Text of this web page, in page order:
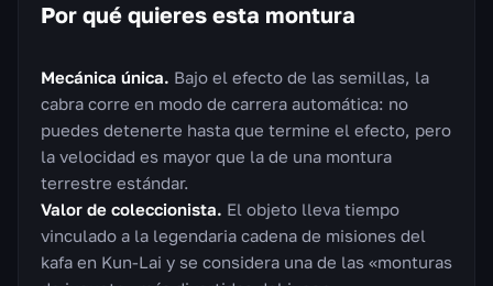
Por qué quieres esta montura
Mecánica única. Bajo el efecto de las semillas, la
cabra corre en modo de carrera automática: no
puedes detenerte hasta que termine el efecto, pero
la velocidad es mayor que la de una montura
terrestre estándar.
Valor de coleccionista. El objeto lleva tiempo
vinculado a la legendaria cadena de misiones del
kafa en Kun-Lai y se considera una de las «monturas